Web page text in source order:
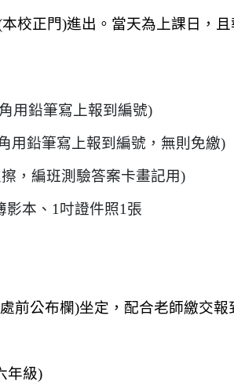
校正門)進出。當天為上課日，且
用鉛筆寫上報到編號)
用鉛筆寫上報到編號，無則免繳)
，編班測驗答案卡畫記用)
影本、1吋證件照1張
前公布欄)坐定，配合老師繳交報
年級)